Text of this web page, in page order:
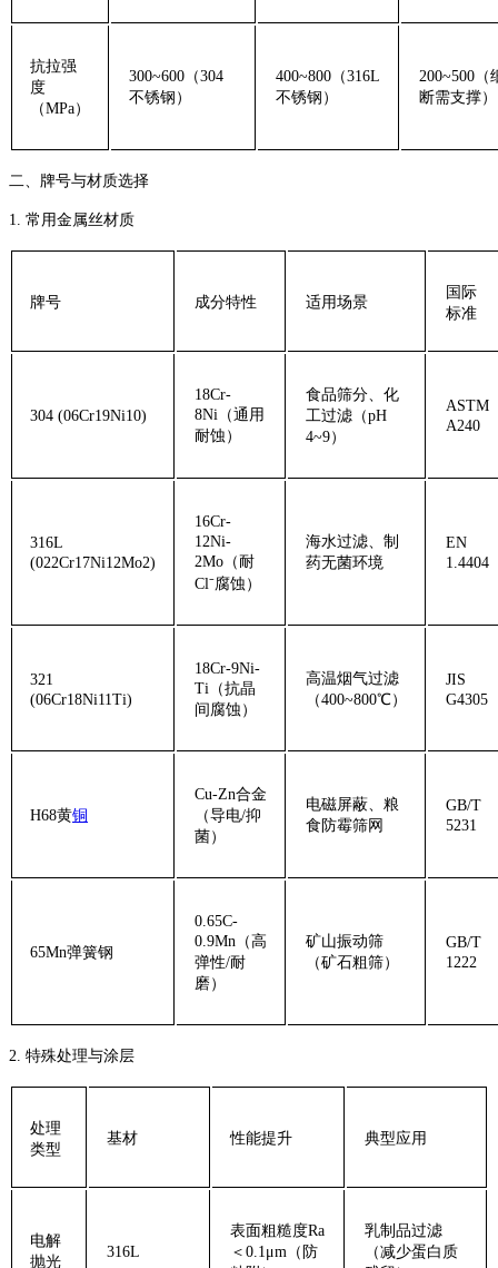
‌抗拉强
度
（MPa）‌
300~600（304
不锈钢）
400~800（316L
不锈钢）
200~500（
断需支撑）
‌二、牌号与材质选择‌
‌1. 常用金属丝材质‌
‌牌号‌ ‌成分特性‌ ‌适用场景‌
‌国际
标准‌
‌304 (06Cr19Ni10)‌
18Cr-
8Ni（通用
耐蚀）
食品筛分、化
工过滤（pH
4~9）
ASTM
A240
‌316L
(022Cr17Ni12Mo2)‌
16Cr-
12Ni-
2Mo（耐
Cl⁻腐蚀）
海水过滤、制
药无菌环境
EN
1.4404
‌321
(06Cr18Ni11Ti)‌
18Cr-9Ni-
Ti（抗晶
间腐蚀）
高温烟气过滤
（400~800℃）
JIS
G4305
‌H68黄铜
Cu-Zn合金
（导电/抑
菌）
电磁屏蔽、粮
食防霉筛网
GB/T
5231
‌65Mn弹簧钢‌
0.65C-
0.9Mn（高
弹性/耐
磨）
矿山振动筛
（矿石粗筛）
GB/T
1222
‌2. 特殊处理与涂层‌
‌处理
类型‌
‌基材‌ ‌性能提升‌ ‌典型应用‌
‌电解
抛光‌
316L
表面粗糙度Ra
＜0.1μm（防
乳制品过滤
（减少蛋白质